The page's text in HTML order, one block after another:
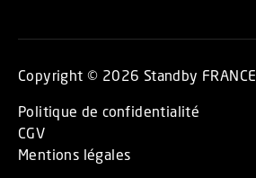
Copyright © 2026 Standby FRANCE
Politique de confidentialité
CGV
Mentions légales